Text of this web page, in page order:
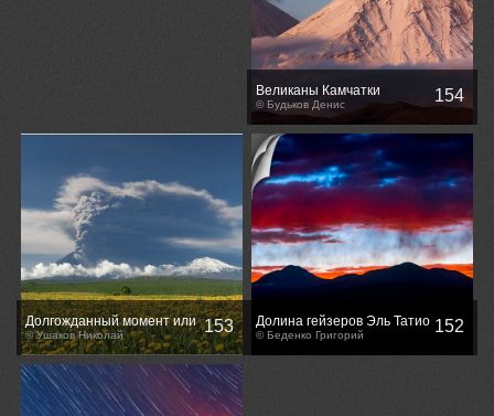
Великаны Камчатки
© Будьков Денис 154
Долгожданный момент или
Ключевская проснулась.
© Ушаков Николай 153
Долина гейзеров Эль Татио
(Чили)
© Беденко Григорий 152